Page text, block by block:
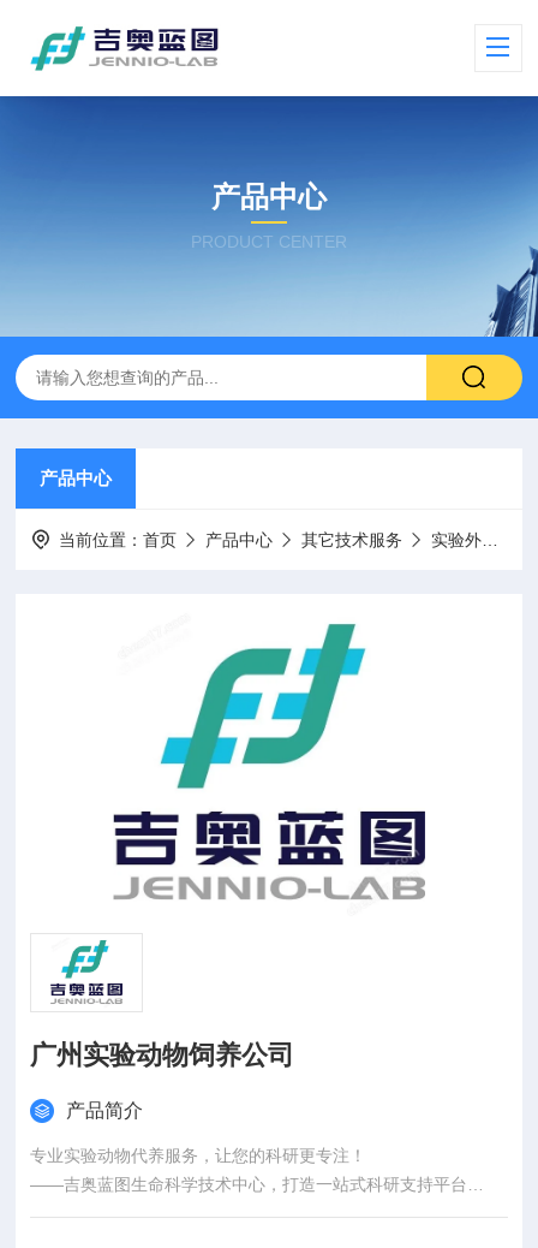
产品中心
PRODUCT CENTER
产品中心
当前位置：首页 产品中心 其它技术服务 实验外包
广州实验动物饲养公司
产品简介
专业实验动物代养服务，让您的科研更专注！
——吉奥蓝图生命科学技术中心，打造一站式科研支持平台
为什么选择实验动物代养？